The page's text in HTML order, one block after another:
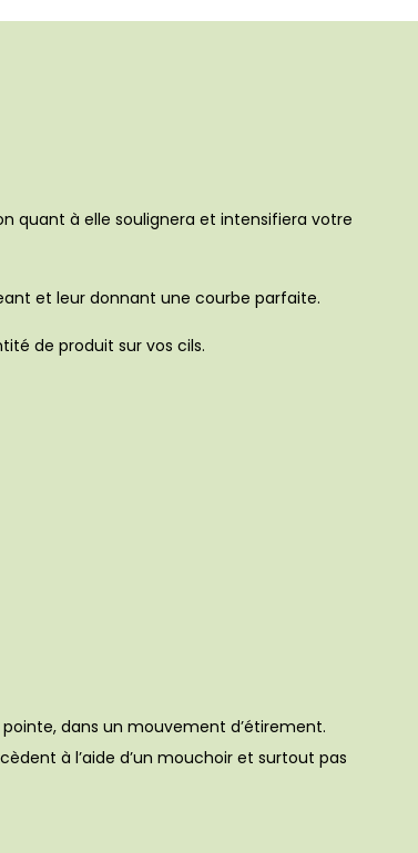
quant à elle soulignera et intensifiera votre
et leur donnant une courbe parfaite.
de produit sur vos cils.
dans un mouvement d’étirement.
à l’aide d’un mouchoir et surtout pas